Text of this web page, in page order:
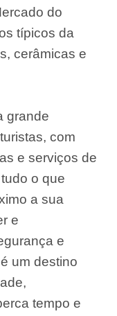
do
típicos da
cerâmicas e
grande
com
e serviços de
o que
a sua
e
e
um destino
tempo e